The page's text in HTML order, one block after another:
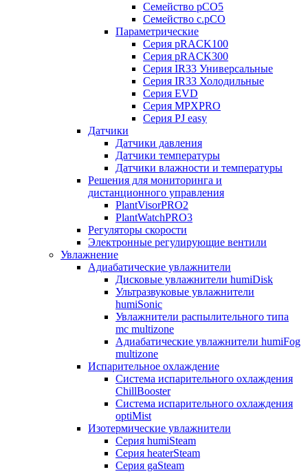
Семейство pCO5
Семейство c.pCO
Параметрические
Серия pRACK100
Серия pRACK300
Серия IR33 Универсальные
Серия IR33 Холодильные
Серия EVD
Серия MPXPRO
Серия PJ easy
Датчики
Датчики давления
Датчики температуры
Датчики влажности и температуры
Решения для мониторинга и
дистанционного управления
PlantVisorPRO2
PlantWatchPRO3
Регуляторы скорости
Электронные регулирующие вентили
Увлажнение
Адиабатические увлажнители
Дисковые увлажнители humiDisk
Ультразвуковые увлажнители
humiSonic
Увлажнители распылительного типа
mc multizone
Адиабатические увлажнители humiFog
multizone
Испарительное охлаждение
Система испарительного охлаждения
ChillBooster
Система испарительного охлаждения
optiMist
Изотермические увлажнители
Серия humiSteam
Серия heaterSteam
Серия gaSteam